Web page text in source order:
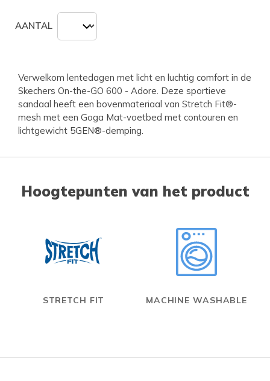
AANTAL
Verwelkom lentedagen met licht en luchtig comfort in de
Skechers On-the-GO 600 - Adore. Deze sportieve
sandaal heeft een bovenmateriaal van Stretch Fit®-
mesh met een Goga Mat-voetbed met contouren en
lichtgewicht 5GEN®-demping.
Hoogtepunten van het product
STRETCH FIT MACHINE WASHABLE